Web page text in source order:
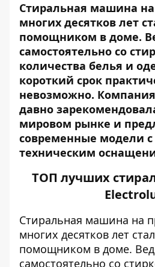
Стиральная машина
многих десятков лет
помощником в доме.
самостоятельно со
количества белья и
короткий срок
невозможно.
давно
мировом рынке и
современные модели
техническим
ТОП лучших
Стиральная машина на
многих десятков лет
помощником в доме.
самостоятельно со